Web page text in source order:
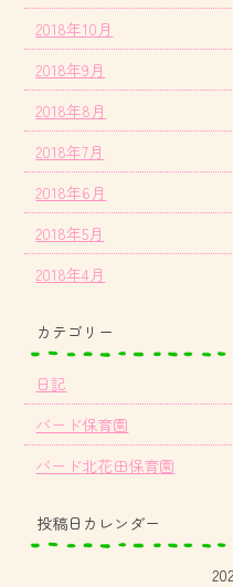
2018年10月
2018年9月
2018年8月
2018年7月
2018年6月
2018年5月
2018年4月
カテゴリー
日記
バード保育園
バード北花田保育園
投稿日カレンダー